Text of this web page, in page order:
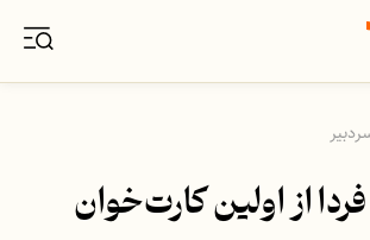
از اولين کارت‌خوان